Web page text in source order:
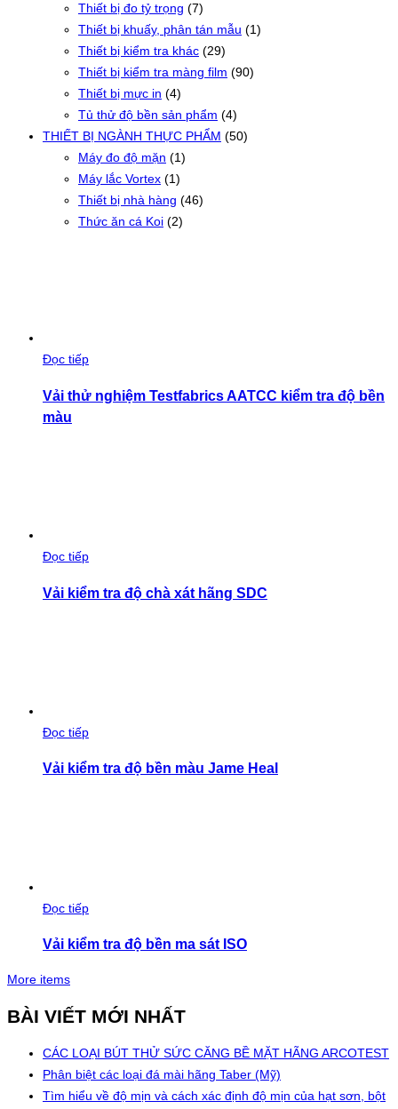
Thiết bị đo tỷ trọng (7)
Thiết bị khuấy, phân tán mẫu (1)
Thiết bị kiểm tra khác (29)
Thiết bị kiểm tra màng film (90)
Thiết bị mực in (4)
Tủ thử độ bền sản phẩm (4)
THIẾT BỊ NGÀNH THỰC PHẨM (50)
Máy đo độ mặn (1)
Máy lắc Vortex (1)
Thiết bị nhà hàng (46)
Thức ăn cá Koi (2)
Đọc tiếp
Vải thử nghiệm Testfabrics AATCC kiểm tra độ bền
màu
Đọc tiếp
Vải kiểm tra độ chà xát hãng SDC
Đọc tiếp
Vải kiểm tra độ bền màu Jame Heal
Đọc tiếp
Vải kiểm tra độ bền ma sát ISO
More items
BÀI VIẾT MỚI NHẤT
CÁC LOẠI BÚT THỬ SỨC CĂNG BỀ MẶT HÃNG ARCOTEST
Phân biệt các loại đá mài hãng Taber (Mỹ)
Tìm hiểu về độ mịn và cách xác định độ mịn của hạt sơn, bột